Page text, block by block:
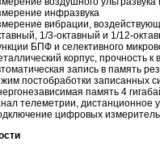
инфразвука
вибрации,
1/3-октавный и 1/12-
БПФ и селективного
корпус, прочность
запись в память
постобработки записанных
память 4
телеметрии, дистанционное
цифровых